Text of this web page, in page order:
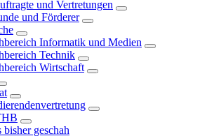
und Vertretungen
und Förderer
Informatik und Medien
Technik
Wirtschaft
bisher geschah